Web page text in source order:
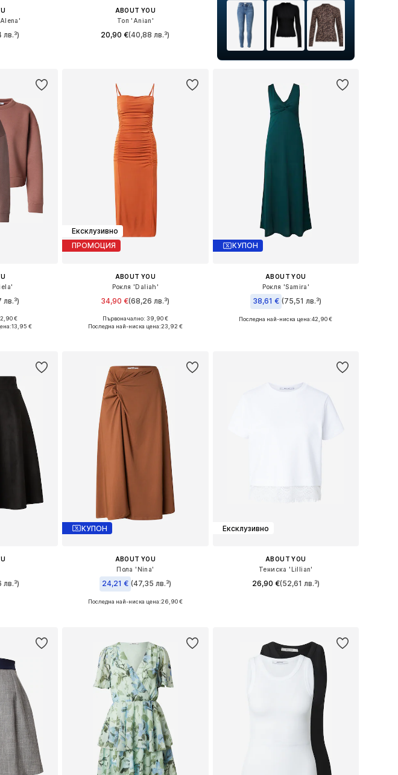
лв.³)
ABOUT YOU
Топ 'Anian'
20,90 €(40,88 лв.³)
S, M, L
€
13,95 €
Ексклузивно
ПРОМОЦИЯ
ABOUT YOU
Рокля 'Daliah'
34,90 €(68,26 лв.³)
Налични размери: 34, 36, 38, 40, 42, 44
Първоначално: 39,90 €
Последна най-ниска цена:23,92 €
КУПОН
ABOUT YOU
Рокля 'Samira'
38,61 € (75,51 лв.³)
Налични размери: 34, 36, 38, 40, 42
Последна най-ниска цена:42,90 €
лв.³)
КУПОН
ABOUT YOU
Пола 'Nina'
24,21 € (47,35 лв.³)
Налични размери: 36, 38
Последна най-ниска цена:26,90 €
Ексклузивно
ABOUT YOU
Тениска 'Lillian'
26,90 €(52,61 лв.³)